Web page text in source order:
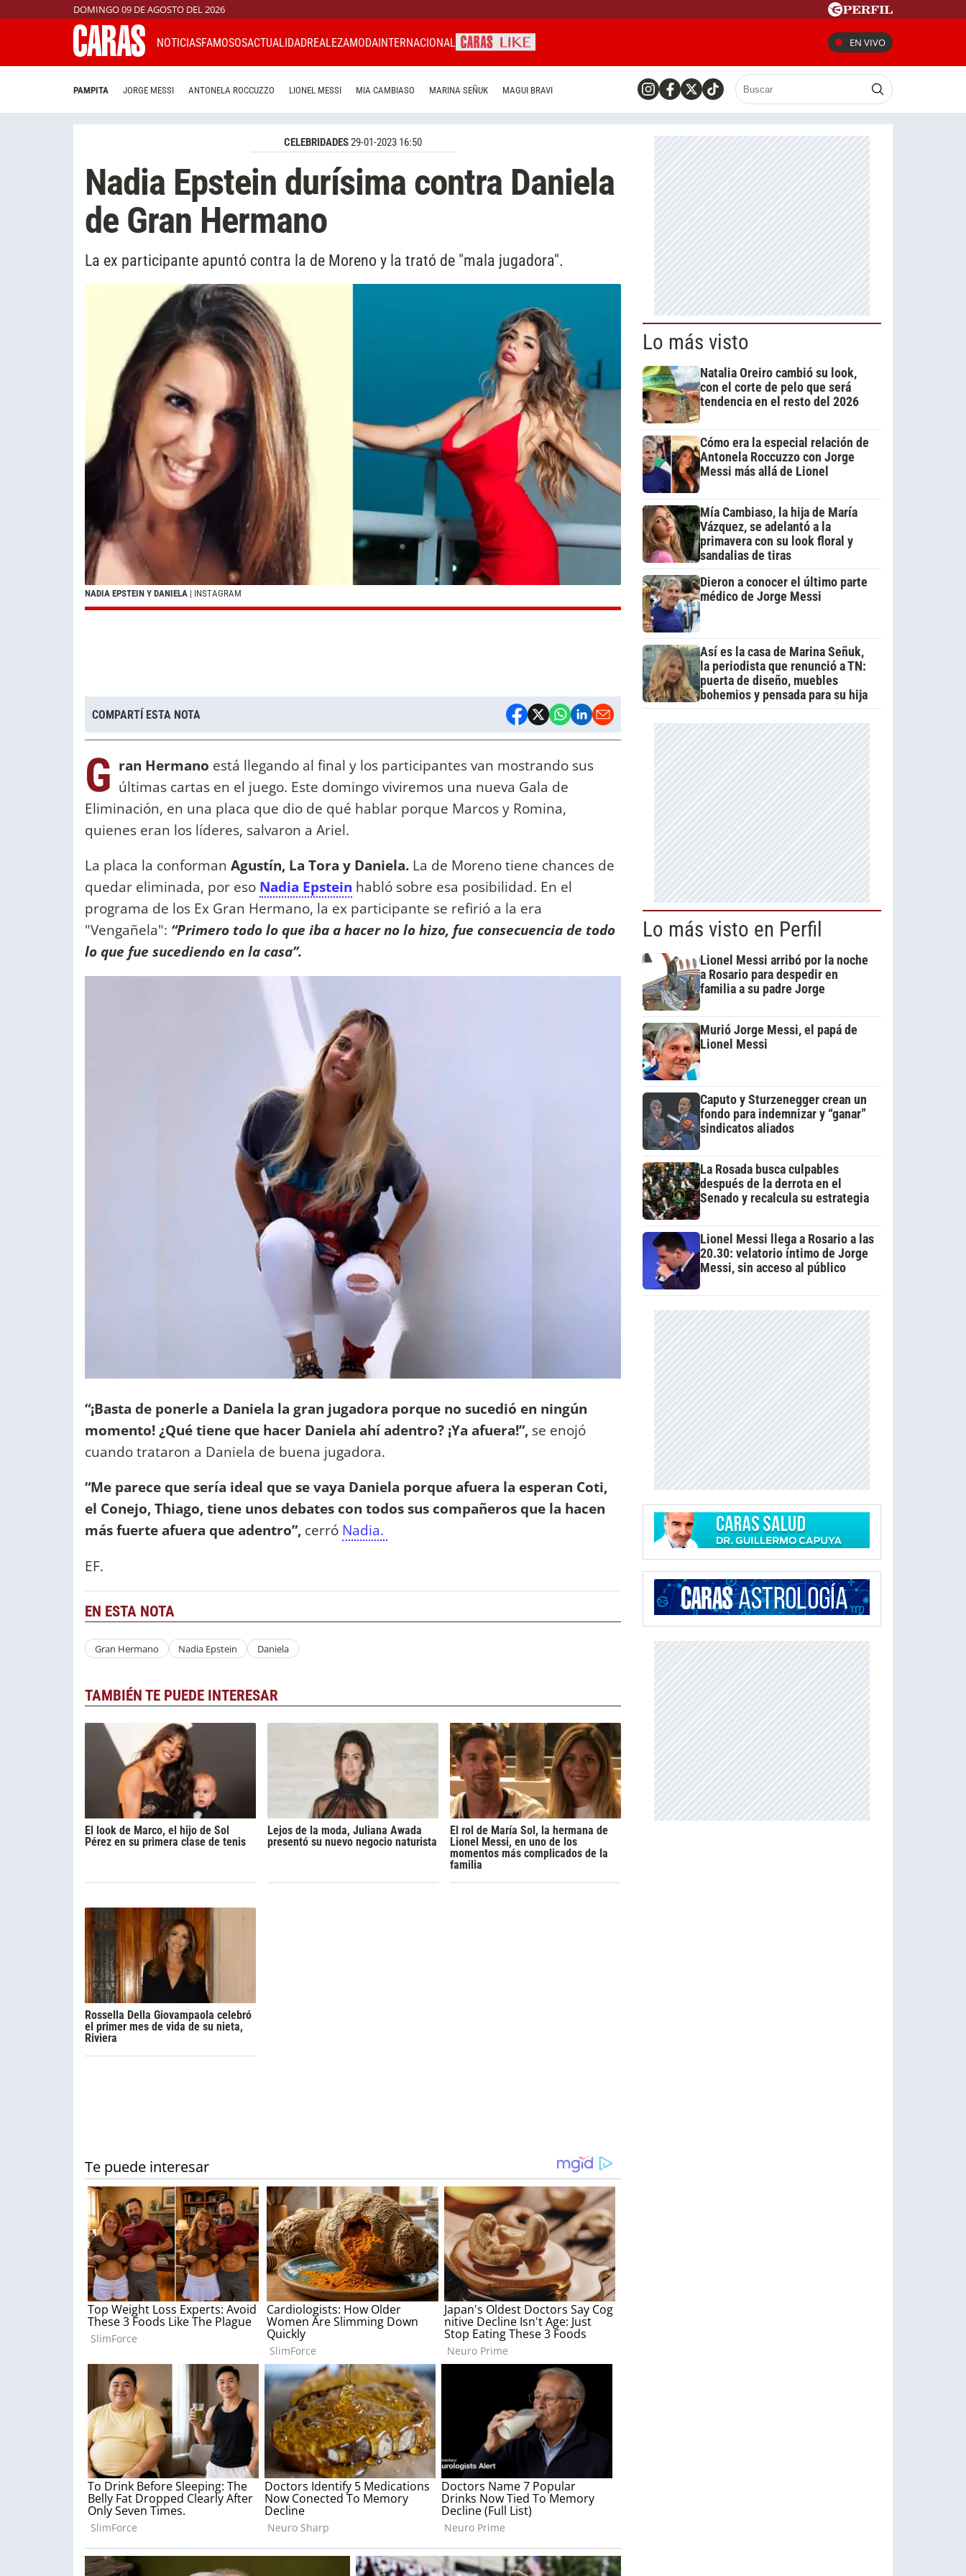
DOMINGO 09 DE AGOSTO DEL 2026
NOTICIASFAMOSOSACTUALIDADREALEZAMODAINTERNACIONAL EN VIVO
PAMPITA JORGE MESSI ANTONELA ROCCUZZO LIONEL MESSI MIA CAMBIASO MARINA SEÑUK MAGUI BRAVI
CELEBRIDADES29-01-2023 16:50
Nadia Epstein durísima contra Daniela
de Gran Hermano
La ex participante apuntó contra la de Moreno y la trató de "mala jugadora".
NADIA EPSTEIN Y DANIELA | INSTAGRAM
COMPARTÍ ESTA NOTA
G ran Hermano está llegando al final y los participantes van mostrando sus
últimas cartas en el juego. Este domingo viviremos una nueva Gala de
Eliminación, en una placa que dio de qué hablar porque Marcos y Romina,
quienes eran los líderes, salvaron a Ariel.
La placa la conforman Agustín, La Tora y Daniela. La de Moreno tiene chances de
quedar eliminada, por eso Nadia Epstein habló sobre esa posibilidad. En el
programa de los Ex Gran Hermano, la ex participante se refirió a la era
"Vengañela": “Primero todo lo que iba a hacer no lo hizo, fue consecuencia de todo
lo que fue sucediendo en la casa”.
“¡Basta de ponerle a Daniela la gran jugadora porque no sucedió en ningún
momento! ¿Qué tiene que hacer Daniela ahí adentro? ¡Ya afuera!”, se enojó
cuando trataron a Daniela de buena jugadora.
“Me parece que sería ideal que se vaya Daniela porque afuera la esperan Coti,
el Conejo, Thiago, tiene unos debates con todos sus compañeros que la hacen
más fuerte afuera que adentro”, cerró Nadia.
EF.
EN ESTA NOTA
Gran Hermano Nadia Epstein Daniela
TAMBIÉN TE PUEDE INTERESAR
El look de Marco, el hijo de Sol
Pérez en su primera clase de tenis
Lejos de la moda, Juliana Awada
presentó su nuevo negocio naturista
El rol de María Sol, la hermana de
Lionel Messi, en uno de los
momentos más complicados de la
familia
Rossella Della Giovampaola celebró
el primer mes de vida de su nieta,
Riviera
Lo más visto
Natalia Oreiro cambió su look,
con el corte de pelo que será
tendencia en el resto del 2026
Cómo era la especial relación de
Antonela Roccuzzo con Jorge
Messi más allá de Lionel
Mía Cambiaso, la hija de María
Vázquez, se adelantó a la
primavera con su look floral y
sandalias de tiras
Dieron a conocer el último parte
médico de Jorge Messi
Así es la casa de Marina Señuk,
la periodista que renunció a TN:
puerta de diseño, muebles
bohemios y pensada para su hija
Lo más visto en Perfil
Lionel Messi arribó por la noche
a Rosario para despedir en
familia a su padre Jorge
Murió Jorge Messi, el papá de
Lionel Messi
Caputo y Sturzenegger crean un
fondo para indemnizar y “ganar”
sindicatos aliados
La Rosada busca culpables
después de la derrota en el
Senado y recalcula su estrategia
Lionel Messi llega a Rosario a las
20.30: velatorio íntimo de Jorge
Messi, sin acceso al público